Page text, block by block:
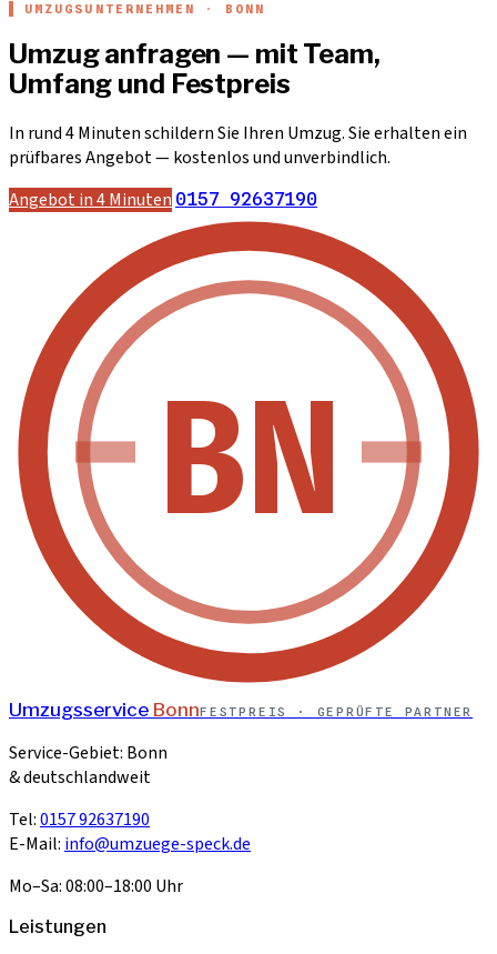
UMZUGSUNTERNEHMEN · BONN
Umzug anfragen — mit Team,
Umfang und Festpreis
In rund 4 Minuten schildern Sie Ihren Umzug. Sie erhalten ein
prüfbares Angebot — kostenlos und unverbindlich.
Angebot in 4 Minuten 0157 92637190
BN
Umzugsservice BonnFESTPREIS · GEPRÜFTE PARTNER
Service-Gebiet: Bonn
& deutschlandweit
Tel:0157 92637190
E-Mail: info@umzuege-speck.de
Mo–Sa: 08:00–18:00 Uhr
Leistungen